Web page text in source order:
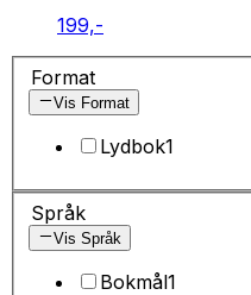
199,-
Format
Vis Format
Lydbok1
Språk
Vis Språk
Bokmål1